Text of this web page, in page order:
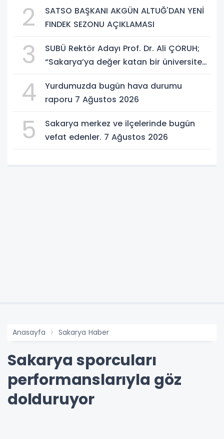
2
SATSO BAŞKANI AKGÜN ALTUĞ'DAN YENİ
FINDEK SEZONU AÇIKLAMASI
3
SUBÜ Rektör Adayı Prof. Dr. Ali ÇORUH;
“Sakarya’ya değer katan bir üniversite
4
Yurdumuzda bugün hava durumu
raporu 7 Ağustos 2026
5
Sakarya merkez ve ilçelerinde bugün
vefat edenler. 7 Ağustos 2026
Anasayfa Sakarya Haber
Sakarya sporcuları
performanslarıyla göz
dolduruyor